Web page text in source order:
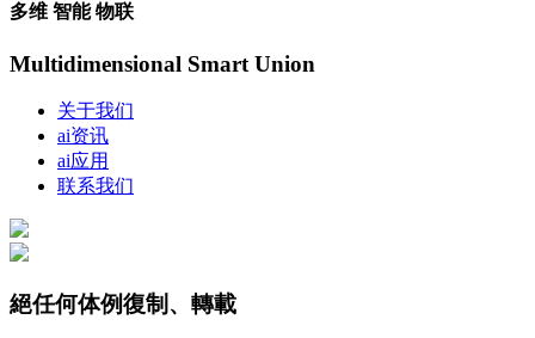
多维 智能 物联
Multidimensional Smart Union
关于我们
ai资讯
ai应用
联系我们
絕任何体例復制、轉載